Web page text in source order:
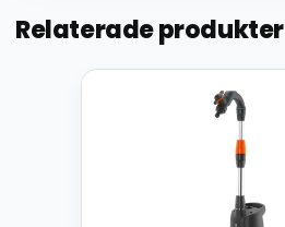
Relaterade produkter